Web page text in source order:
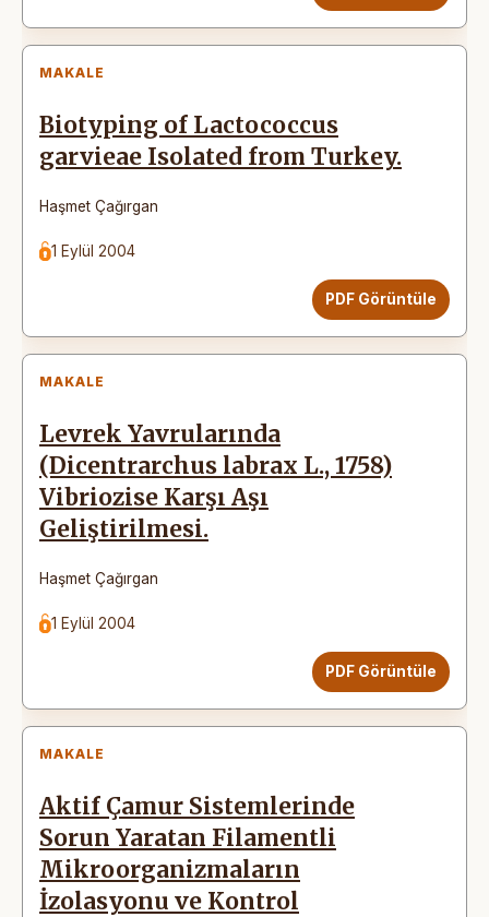
MAKALE
Biotyping of Lactococcus
garvieae Isolated from Turkey.
Haşmet Çağırgan
1 Eylül 2004
PDF Görüntüle
MAKALE
Levrek Yavrularında
(Dicentrarchus labrax L., 1758)
Vibriozise Karşı Aşı
Geliştirilmesi.
Haşmet Çağırgan
1 Eylül 2004
PDF Görüntüle
MAKALE
Aktif Çamur Sistemlerinde
Sorun Yaratan Filamentli
Mikroorganizmaların
İzolasyonu ve Kontrol